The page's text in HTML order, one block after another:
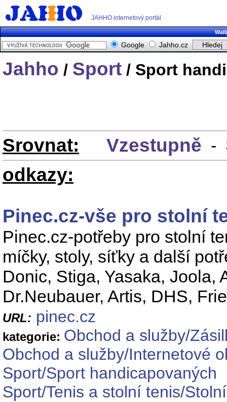
JAHHO internetový portál
Google Jahho.cz
Jahho / Sport / Sport
Srovnat: Vzestupně -
odkazy:
Pinec.cz-vše pro stolní
Pinec.cz-potřeby pro stolní
míčky, stoly, síťky a další
Donic, Stiga, Yasaka, Joola,
Dr.Neubauer, Artis, DHS,
URL: pinec.cz
kategorie: Obchod a služby/
Obchod a služby/Internetové
Sport/Sport handicapovaných
Sport/Tenis a stolní tenis/